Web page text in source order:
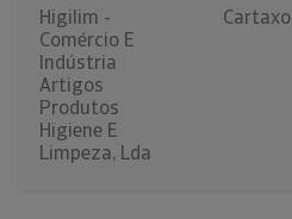
Higilim -
Comércio E
Indústria
Artigos
Produtos
Higiene E
Limpeza, Lda
Cartaxo